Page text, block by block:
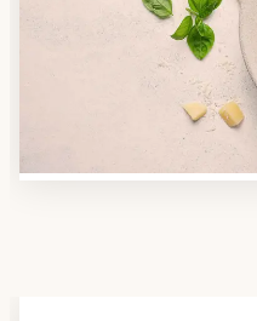
Nutzen Sie unsere
um herauszufinden,
Region gibt und
Verschaffen Sie sich
Essen auf Rädern-